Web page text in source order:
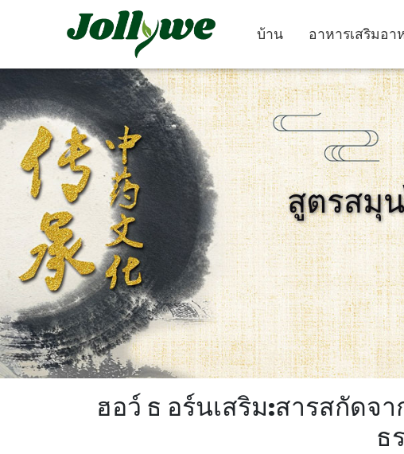
บ้าน อาหารเสริมอา
ยา แก้ ท้องผูก
อาหาร เสริม ลด น้ำ
หนัก
อาหาร เสริม ความ
งาม
ยา เม็ด แคปซูล
สูตรสมุ
ฮอว์ ธ อร์นเสริม:สารสกัดจ
ธ